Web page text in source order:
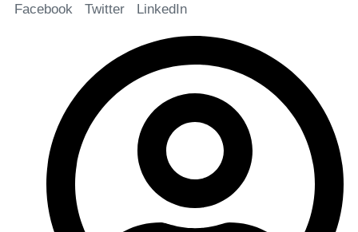
Facebook Twitter LinkedIn